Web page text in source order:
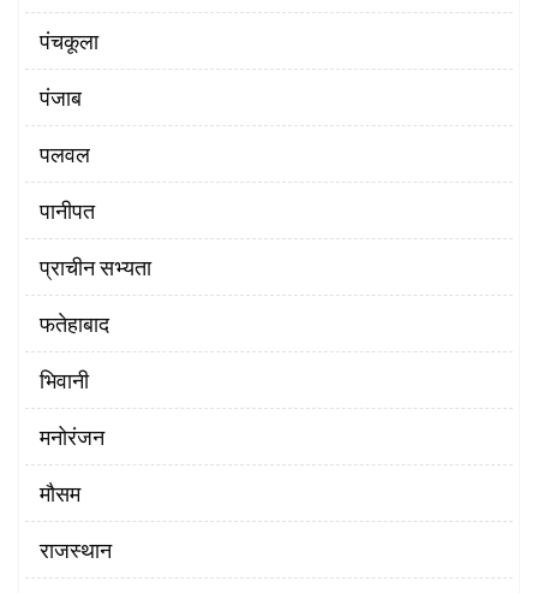
पंचकूला
पंजाब
पलवल
पानीपत
प्राचीन सभ्यता
फतेहाबाद
भिवानी
मनोरंजन
मौसम
राजस्थान